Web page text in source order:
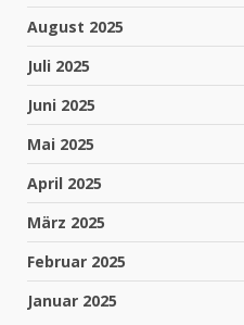
August 2025
Juli 2025
Juni 2025
Mai 2025
April 2025
März 2025
Februar 2025
Januar 2025